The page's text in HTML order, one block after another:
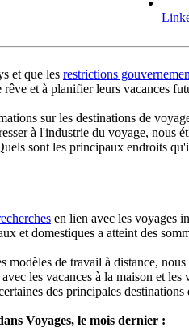
et que les restrictions
et à planifier leurs vacances
sur les destinations de
à l'industrie du voyage,
sont les principaux endroits
en lien avec les voyages
et domestiques a atteint des
de travail à distance,
les vacances à la maison et
des principales destinations
Voyages, le mois dernier :